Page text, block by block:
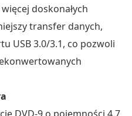
doskonałych
transfer danych,
USB 3.0/3.1, co pozwoli